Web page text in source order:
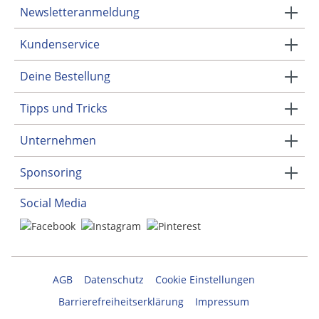
Newsletteranmeldung
Kundenservice
Deine Bestellung
Tipps und Tricks
Unternehmen
Sponsoring
Social Media
AGB Datenschutz
Cookie Einstellungen
Barrierefreiheitserklärung
Impressum